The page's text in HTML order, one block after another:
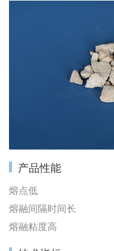
产品性能
熔点低
熔融间隔时间长
熔融粘度高